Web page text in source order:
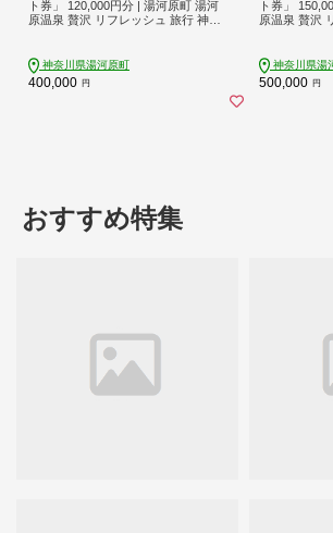
ト券」 120,000円分 | 湯河原町 湯河
原温泉 贅沢 リフレッシュ 旅行 神奈
神奈川県湯河原町
400,000 円
ト券」
原温泉 贅沢
神奈川県湯
500,000 円
おすすめ特集